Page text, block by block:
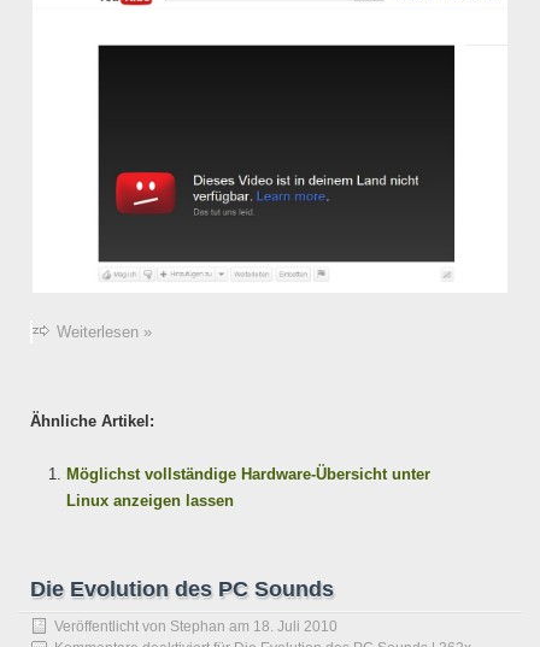
Weiterlesen »
Ähnliche Artikel:
Möglichst vollständige Hardware-Übersicht unter
Linux anzeigen lassen
Die Evolution des PC Sounds
Veröffentlicht von Stephan am 18. Juli 2010